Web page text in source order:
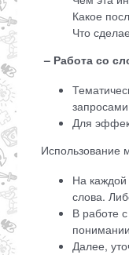
Какое
Что
– Работа со
Для
Использование
На каждой
слова.
В работе
Далее,